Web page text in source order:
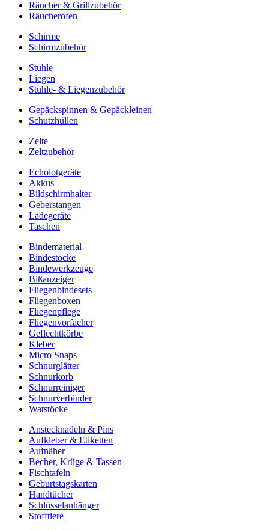
Räucher & Grillzubehör
Räucheröfen
Schirme
Schirmzubehör
Stühle
Liegen
Stühle- & Liegenzubehör
Gepäckspinnen & Gepäckleinen
Schutzhüllen
Zelte
Zeltzubehör
Echolotgeräte
Akkus
Bildschirmhalter
Geberstangen
Ladegeräte
Taschen
Bindematerial
Bindestöcke
Bindewerkzeuge
Bißanzeiger
Fliegenbindesets
Fliegenboxen
Fliegenpflege
Fliegenvorfächer
Geflechtkörbe
Kleber
Micro Snaps
Schnurglätter
Schnurkorb
Schnurreiniger
Schnurverbinder
Watstöcke
Anstecknadeln & Pins
Aufkleber & Etiketten
Aufnäher
Becher, Krüge & Tassen
Fischtafeln
Geburtstagskarten
Handtücher
Schlüsselanhänger
Stofftiere